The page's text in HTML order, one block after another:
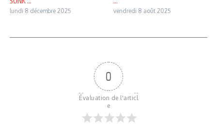
lundi 8 décembre 2025 vendredi 8 août 2025
0
Évaluation de l'articl
e